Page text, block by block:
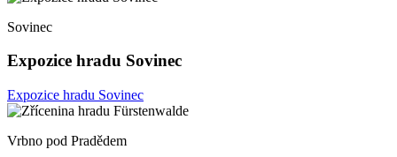
Sovinec
Expozice hradu Sovinec
Expozice hradu Sovinec
Vrbno pod Pradědem